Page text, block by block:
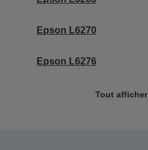
Epson L6270
Epson L6276
Tout afficher